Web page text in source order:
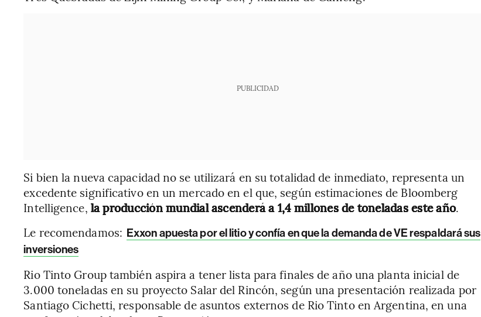
PUBLICIDAD
Si bien la nueva capacidad no se utilizará en su totalidad de inmediato, representa un
excedente significativo en un mercado en el que, según estimaciones de Bloomberg
Intelligence, la producción mundial ascenderá a 1,4 millones de toneladas este año.
Le recomendamos: Exxon apuesta por el litio y confía en que la demanda de VE respaldará sus
inversiones
Rio Tinto Group también aspira a tener lista para finales de año una planta inicial de
3.000 toneladas en su proyecto Salar del Rincón, según una presentación realizada por
Santiago Cichetti, responsable de asuntos externos de Rio Tinto en Argentina, en una